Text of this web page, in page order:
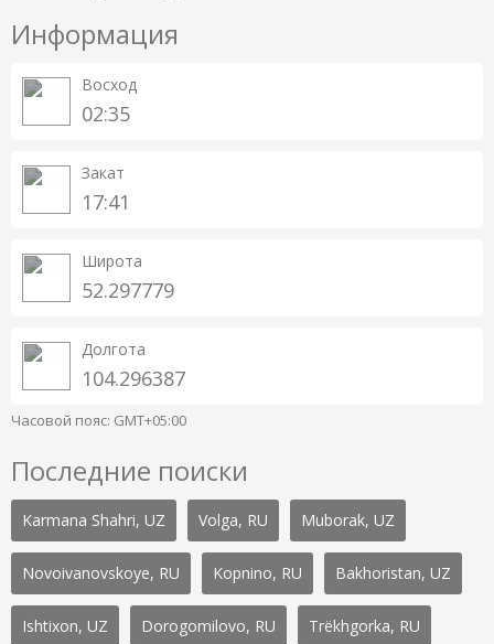
Информация
Восход
02:35
Закат
17:41
Широта
52.297779
Долгота
104.296387
Часовой пояс: GMT+05:00
Последние поиски
Karmana Shahri, UZ Volga, RU Muborak, UZ
Novoivanovskoye, RU Kopnino, RU Bakhoristan, UZ
Ishtixon, UZ Dorogomilovo, RU Trëkhgorka, RU